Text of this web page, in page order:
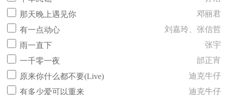
那天晚上遇见你
邓丽君
有一点动心
刘嘉玲、张信哲
雨一直下
张宇
一千零一夜
邰正宵
原来你什么都不要(Live)
迪克牛仔
有多少爱可以重来
迪克牛仔